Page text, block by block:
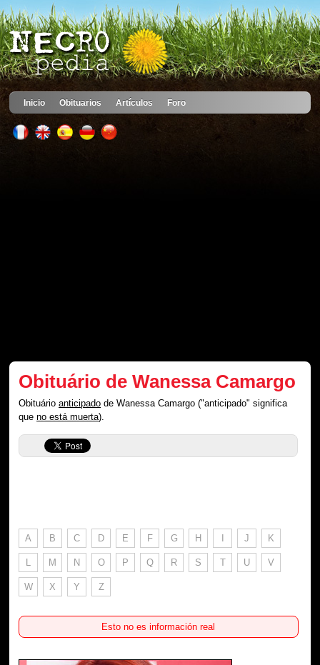
Inicio Obituarios Artículos Foro
Obituário de Wanessa Camargo
Obituárioanticipado de Wanessa Camargo ("anticipado" significa
queno está muerta).
A B C D E F G H I J K
L M N O P Q R S T U V
W X Y Z
Esto no es información real